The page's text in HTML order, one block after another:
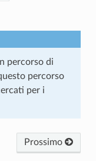
percorso di
percorso
per i
Prossimo